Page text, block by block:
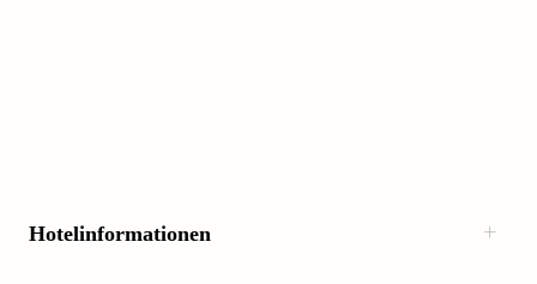
Hotelinformationen